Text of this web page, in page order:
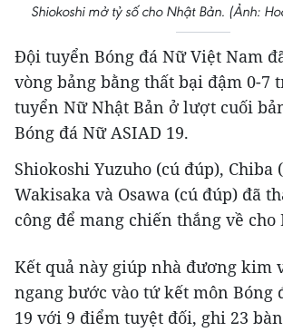
Shiokoshi mở tỷ số cho Nhật Bản. (Ảnh:
Đội tuyển Bóng đá Nữ Việt Nam
vòng bảng bằng thất bại đậm 0-7
tuyển Nữ Nhật Bản ở lượt cuối
Bóng đá Nữ ASIAD 19.
Shiokoshi Yuzuho (cú đúp), Chiba
Wakisaka và Osawa (cú đúp) đã
công để mang chiến thắng về cho
Kết quả này giúp nhà đương kim
ngang bước vào tứ kết môn Bóng
19 với 9 điểm tuyệt đối, ghi 23